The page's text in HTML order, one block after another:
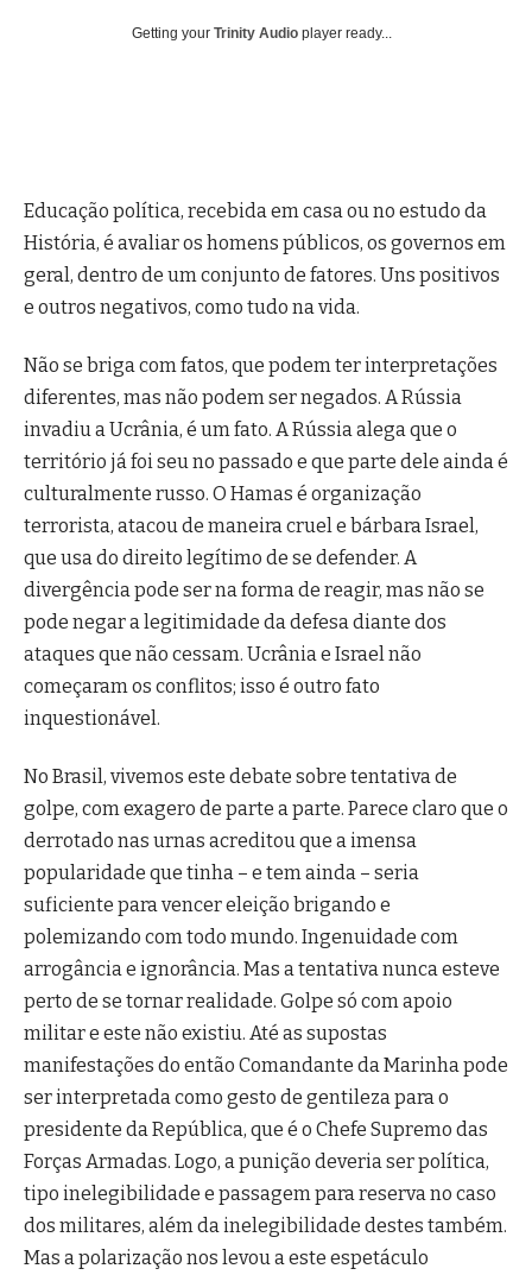
Getting your Trinity Audio player ready...
Educação política, recebida em casa ou no estudo da
História, é avaliar os homens públicos, os governos em
geral, dentro de um conjunto de fatores. Uns positivos
e outros negativos, como tudo na vida.
Não se briga com fatos, que podem ter interpretações
diferentes, mas não podem ser negados. A Rússia
invadiu a Ucrânia, é um fato. A Rússia alega que o
território já foi seu no passado e que parte dele ainda é
culturalmente russo. O Hamas é organização
terrorista, atacou de maneira cruel e bárbara Israel,
que usa do direito legítimo de se defender. A
divergência pode ser na forma de reagir, mas não se
pode negar a legitimidade da defesa diante dos
ataques que não cessam. Ucrânia e Israel não
começaram os conflitos; isso é outro fato
inquestionável.
No Brasil, vivemos este debate sobre tentativa de
golpe, com exagero de parte a parte. Parece claro que o
derrotado nas urnas acreditou que a imensa
popularidade que tinha – e tem ainda – seria
suficiente para vencer eleição brigando e
polemizando com todo mundo. Ingenuidade com
arrogância e ignorância. Mas a tentativa nunca esteve
perto de se tornar realidade. Golpe só com apoio
militar e este não existiu. Até as supostas
manifestações do então Comandante da Marinha pode
ser interpretada como gesto de gentileza para o
presidente da República, que é o Chefe Supremo das
Forças Armadas. Logo, a punição deveria ser política,
tipo inelegibilidade e passagem para reserva no caso
dos militares, além da inelegibilidade destes também.
Mas a polarização nos levou a este espetáculo